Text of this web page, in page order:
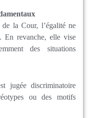
de la Cour, l’égalité ne
En revanche, elle vise
des situations
jugée discriminatoire
ou des motifs